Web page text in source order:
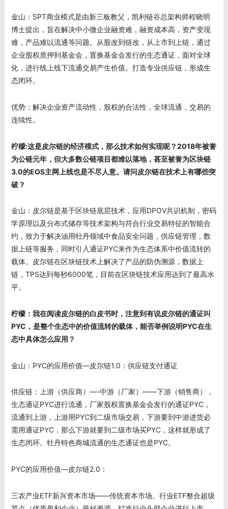
金山：SPT商业模式是由新三板教父，凯利链谷总架构师程晓明
博士提出，旨在解决中小微企业融资难，融资成本高，资产变现
难，产品难以流通等问题。从股改到链改，从上市到上链，通过
企业股权质押到基金会，置换基金会发行的生态通证，面对全球
化，进行线上线下流通交易产生价值。打造专业供应链，形成生
态闭环。
优势：解决企业资产流动性，股权的合法性，全球流通，交易的
连续性。
柠檬:这是皮尔链的经济模式，那么技术如何实现呢？2018年被誉
为公链元年，但大多数公链项目都难以落地，甚至被誉为区块链
3.0的EOS主网上线也是不尽人意。请问皮尔链在技术上有哪些突
破？
金山：皮尔链是基于区块链底层技术，应用DPOV共识机制，密码
学原理以及分布式储存等技术架构与符合行业交易特征的智能合
约，致力于解决油用牡丹领域中食品安全问题，供应链管理，数
据上链等服务，同时引入通证PYC来作为生态体系中价值流转的
载体。皮尔链在区块链技术上解决了产品的防伪溯源，数据上
链，TPS达到每秒6000笔，目前在区块链技术应用达到了最高水
平。
柠檬：我在阅读皮尔链的白皮书时，注意到有说皮尔链的通证叫
PYC ，是整个生态中的价值流转的载体，能否举例说明PYC在生
态中具体怎么应用？
金山：PYC的应用价值—皮尔链1.0：供应链支付通证
供应链：上游（供应商）—-中游（厂家）——下游（销售商），
生态通证PYC进行流通，厂家股权置换基金会发行的通证PYC，
流通到上游，上游用PYC到二级市场交易，下游要到中游进货必
需用通证PYC，那么下游就要到二级市场买PYC，这样就形成了
生态闭环。牡丹特色商城流通的生态通证也是PYC。
PYC的应用价值—皮尔链2.0：
三农产业ETF新兴资本市场——传统资本市场。行业ETF整合超级